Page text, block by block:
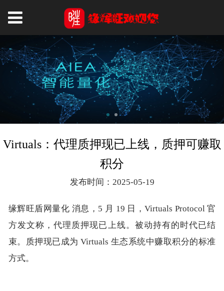
Virtuals：代理质押现已上线，质押可赚取
积分
发布时间：2025-05-19
缘辉旺盾网量化 消息，5 月 19 日，Virtuals Protocol 官
方发文称，代理质押现已上线。被动持有的时代已结
束。质押现已成为 Virtuals 生态系统中赚取积分的标准
方式。